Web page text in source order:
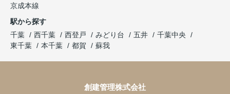
京成本線
駅から探す
千葉
西千葉 西登戸 みどり台 五井
千葉中央
東千葉
本千葉 都賀 蘇我
創建管理株式会社